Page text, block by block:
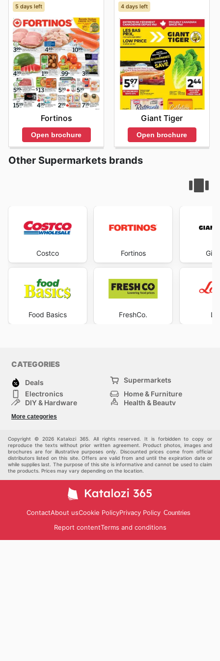
5 days left
Fortinos
Open brochure
4 days left
Giant Tiger
Open brochure
Other Supermarkets brands
Costco
Food Basics
Fortinos
FreshCo.
CATEGORIES
Deals
Supermarkets
Electronics
Home & Furniture
DIY & Hardware
Health & Beauty
Kids
More categories
Copyright © 2026 Katalozi 365. All rights reserved. It is forbidden to copy or
reproduce the texts without prior written agreement. Product photos, images and
brochures are for illustrative purposes only. Discounted prices come from official
distributors listed on this site. Offers are valid from and until the expiration date or
while supplies last. The purpose of this site is informative and cannot be used to claim
the products. Prices may vary depending on the location.
ContactAbout usCookie PolicyPrivacy Policy Countries
Report contentTerms and conditions